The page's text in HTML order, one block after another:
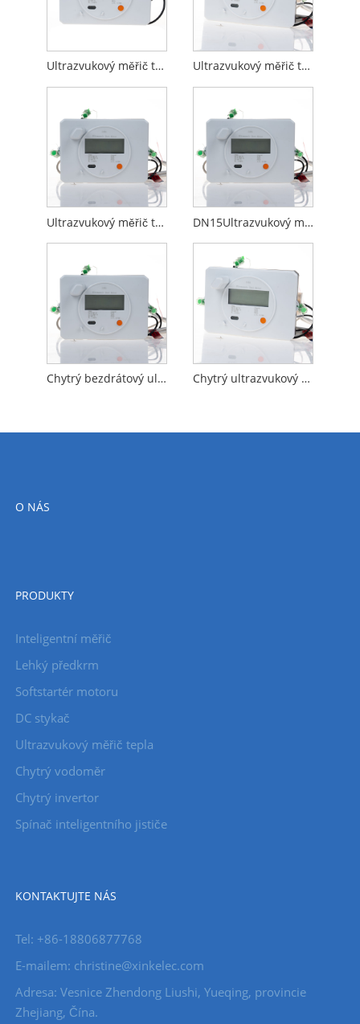
Ultrazvukový měřič tepla DN15 RS485 Modbus Ultrazvukový měřič tepla DN15 s M-bus a pulzním vstupem
Ultrazvukový měřič tepla DN15 s Lora nebo Lorawam DN15Ultrazvukový měřič tepla RS485 Modbus
Chytrý bezdrátový ultrazvukový měřič tepla pro domácnost s odečítacím systémem Chytrý ultrazvukový měřič tepla pro systém vytápění a chlazení
O NÁS
PRODUKTY
Inteligentní měřič
Lehký předkrm
Softstartér motoru
DC stykač
Ultrazvukový měřič tepla
Chytrý vodoměr
Chytrý invertor
Spínač inteligentního jističe
KONTAKTUJTE NÁS
Tel: +86-18806877768
E-mailem: christine@xinkelec.com
Adresa: Vesnice Zhendong Liushi, Yueqing, provincie
Zhejiang, Čína.